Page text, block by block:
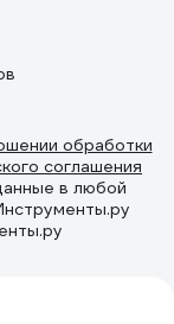
обработки
соглашения
в любой